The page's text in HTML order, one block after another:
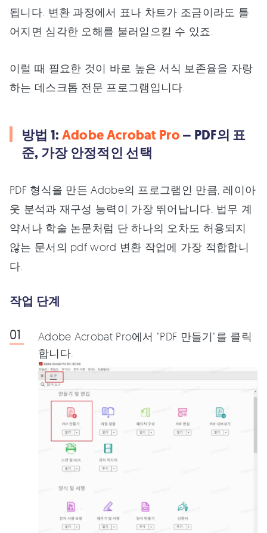
됩니다. 변환 과정에서 표나 차트가 조금이라도 틀
어지면 심각한 오해를 불러일으킬 수 있죠.
이럴 때 필요한 것이 바로 높은 서식 보존율을 자랑
하는 데스크톱 전문 프로그램입니다.
방법 1: Adobe Acrobat Pro – PDF의 표
준, 가장 안정적인 선택
PDF 형식을 만든 Adobe의 프로그램인 만큼, 레이아
웃 분석과 재구성 능력이 가장 뛰어납니다. 법무 계
약서나 학술 논문처럼 단 하나의 오차도 허용되지
않는 문서의 pdf word 변환 작업에 가장 적합합니
다.
작업 단계
Adobe Acrobat Pro에서 "PDF 만들기"를 클릭
합니다.